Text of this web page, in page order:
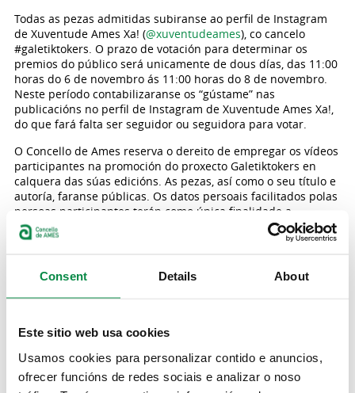
Consent Details About
Este sitio web usa cookies
Usamos cookies para personalizar contido e anuncios,
ofrecer funcións de redes sociais e analizar o noso
Todas as pezas admitidas subiranse ao perfil de Instagram
de Xuventude Ames Xa! (@xuventudeames), co cancelo
#galetiktokers. O prazo de votación para determinar os
premios do público será unicamente de dous días, das 11:00
horas do 6 de novembro ás 11:00 horas do 8 de novembro.
Neste período contabilizaranse os “gústame” nas
publicacións no perfil de Instagram de Xuventude Ames Xa!,
do que fará falta ser seguidor ou seguidora para votar.
O Concello de Ames reserva o dereito de empregar os vídeos
participantes na promoción do proxecto Galetiktokers en
calquera das súas edicións. As pezas, así como o seu título e
autoría, faranse públicas. Os datos persoais facilitados polas
persoas participantes terán como única finalidade a
participación no certame e procederase á súa eliminación
unha vez se resolva esta convocatoria.
Xornadas de formación nos centros de ensino secundario
Como actividade complementaria da celebración do certame,
realizaranse dúas xornadas de formación nos centros de
alumnado o contido do concurso, dar a coñecer a creadoras
tormenta de ideas para impulsar a creatividade entre a
mocidade.